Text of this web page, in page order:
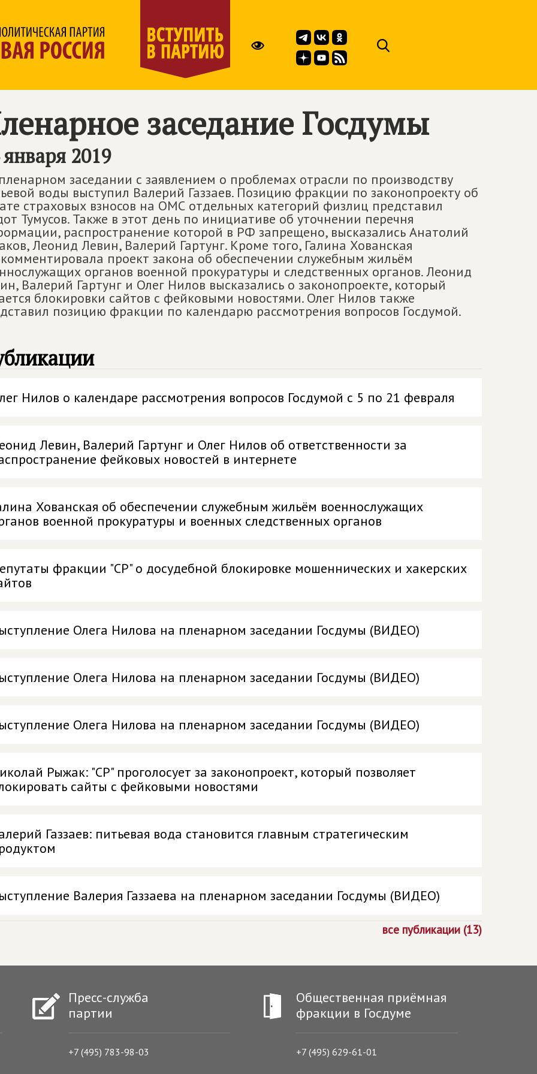
заседание Госдумы
2019
заседании с заявлением о проблемах отрасли по производству
воды выступил Валерий Газзаев. Позицию фракции по законопроекту об
страховых взносов на ОМС отдельных категорий физлиц представил
Тумусов. Также в этот день по инициативе об уточнении перечня
распространение которой в РФ запрещено, высказались Анатолий
Леонид Левин, Валерий Гартунг. Кроме того, Галина Хованская
проект закона об обеспечении служебным жильём
органов военной прокуратуры и следственных органов. Леонид
Валерий Гартунг и Олег Нилов высказались о законопроекте, который
блокировки сайтов с фейковыми новостями. Олег Нилов также
позицию фракции по календарю рассмотрения вопросов Госдумой.
Нилов о календаре рассмотрения вопросов Госдумой с 5 по 21 февраля
Левин, Валерий Гартунг и Олег Нилов об ответственности за
фейковых новостей в интернете
Хованская об обеспечении служебным жильём военнослужащих
военной прокуратуры и военных следственных органов
фракции "СР" о досудебной блокировке мошеннических и хакерских
Олега Нилова на пленарном заседании Госдумы (ВИДЕО)
Олега Нилова на пленарном заседании Госдумы (ВИДЕО)
Олега Нилова на пленарном заседании Госдумы (ВИДЕО)
Рыжак: "СР" проголосует за законопроект, который позволяет
сайты с фейковыми новостями
Газзаев: питьевая вода становится главным стратегическим
Валерия Газзаева на пленарном заседании Госдумы (ВИДЕО)
все публикации (13)
Пресс-служба
партии
+7 (495) 783-98-03
Общественная приёмная
фракции в Госдуме
+7 (495) 629-61-01